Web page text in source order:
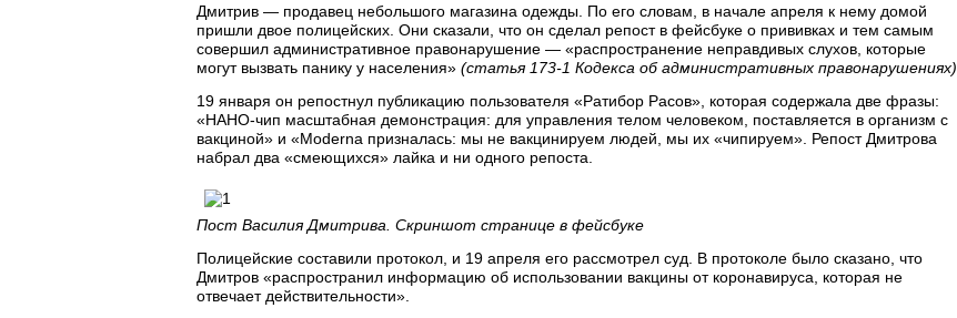
Дмитрив — продавец небольшого магазина одежды. По его словам, в начале апреля к нему домой
пришли двое полицейских. Они сказали, что он сделал репост в фейсбуке о прививках и тем самым
совершил административное правонарушение — «распространение неправдивых слухов, которые
могут вызвать панику у населения» (статья 173-1 Кодекса об административных правонарушениях)
19 января он репостнул публикацию пользователя «Ратибор Расов», которая содержала две фразы:
«НАНО-чип масштабная демонстрация: для управления телом человеком, поставляется в организм с
вакциной» и «Moderna призналась: мы не вакцинируем людей, мы их «чипируем». Репост Дмитрова
набрал два «смеющихся» лайка и ни одного репоста.
Пост Василия Дмитрива. Скриншот странице в фейсбуке
Полицейские составили протокол, и 19 апреля его рассмотрел суд. В протоколе было сказано, что
Дмитров «распространил информацию об использовании вакцины от коронавируса, которая не
отвечает действительности».